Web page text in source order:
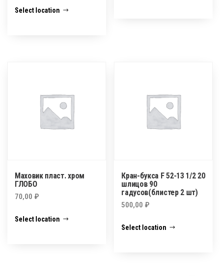
Select location
Маховик пласт. хром
ГЛОБО
70,00 ₽
Select location
Кран-букса F 52-13 1/2 20
шлицов 90
гадусов(блистер 2 шт)
500,00₽
Select location